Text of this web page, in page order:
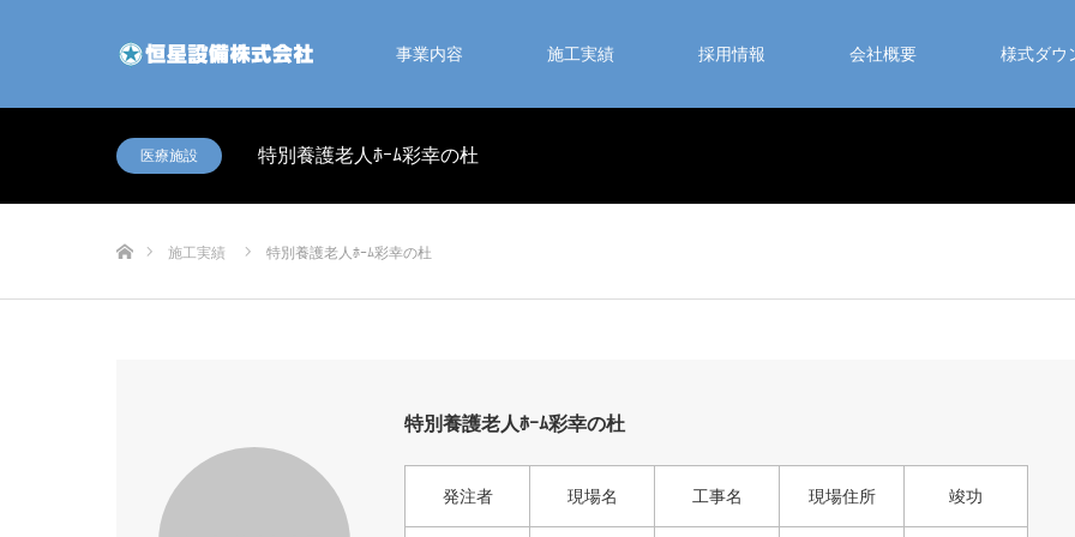
事業内容 施工実績 採用情報 会社概要 様式ダウ
医療施設 特別養護老人ﾎｰﾑ彩幸の杜
施工実績 特別養護老人ﾎｰﾑ彩幸の杜
特別養護老人ﾎｰﾑ彩幸の杜
発注者 現場名 工事名 現場住所 竣功